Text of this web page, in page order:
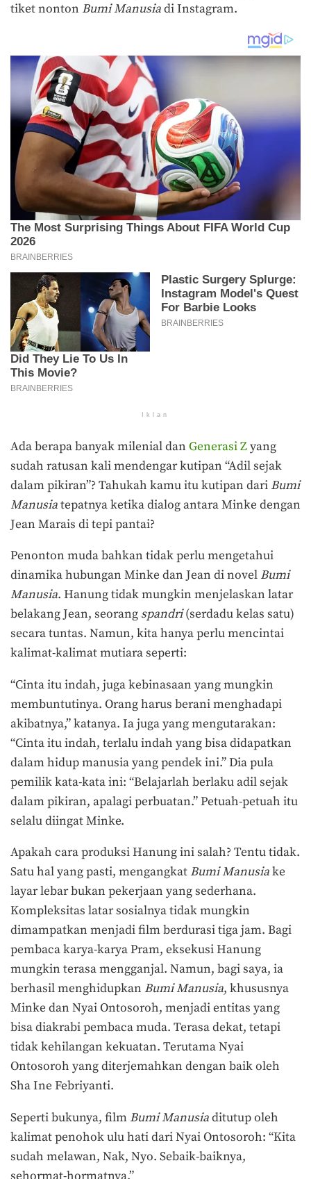
tiket nonton Bumi Manusiadi Instagram.
Iklan
Ada berapa banyak milenial dan Generasi Zyang
sudah ratusan kali mendengar kutipan “Adil sejak
dalam pikiran”? Tahukah kamu itu kutipan dari Bumi
Manusiatepatnya ketika dialog antara Minke dengan
Jean Marais di tepi pantai?
Penonton muda bahkan tidak perlu mengetahui
dinamika hubungan Minke dan Jean di novel Bumi
Manusia. Hanung tidak mungkin menjelaskan latar
belakang Jean, seorang spandri(serdadu kelas satu)
secara tuntas. Namun, kita hanya perlu mencintai
kalimat-kalimat mutiara seperti:
“Cinta itu indah, juga kebinasaan yang mungkin
membuntutinya. Orang harus berani menghadapi
akibatnya,” katanya. Ia juga yang mengutarakan:
“Cinta itu indah, terlalu indah yang bisa didapatkan
dalam hidup manusia yang pendek ini.” Dia pula
pemilik kata-kata ini: “Belajarlah berlaku adil sejak
dalam pikiran, apalagi perbuatan.” Petuah-petuah itu
selalu diingat Minke.
Apakah cara produksi Hanung ini salah? Tentu tidak.
Satu hal yang pasti, mengangkat Bumi Manusiake
layar lebar bukan pekerjaan yang sederhana.
Kompleksitas latar sosialnya tidak mungkin
dimampatkan menjadi film berdurasi tiga jam. Bagi
pembaca karya-karya Pram, eksekusi Hanung
mungkin terasa mengganjal. Namun, bagi saya, ia
berhasil menghidupkan Bumi Manusia, khususnya
Minke dan Nyai Ontosoroh, menjadi entitas yang
bisa diakrabi pembaca muda. Terasa dekat, tetapi
tidak kehilangan kekuatan. Terutama Nyai
Ontosoroh yang diterjemahkan dengan baik oleh
Sha Ine Febriyanti.
Seperti bukunya, film Bumi Manusiaditutup oleh
kalimat penohok ulu hati dari Nyai Ontosoroh: “Kita
sudah melawan, Nak, Nyo. Sebaik-baiknya,